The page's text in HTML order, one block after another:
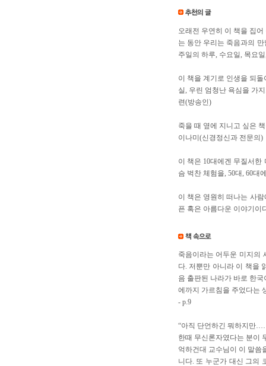
오래전 우연히 이 책을 집
는 동안 우리는 죽음과의
주일의 하루, 수요일, 목요
이 책을 계기로 인생을 되
실, 우린 엄청난 욕심을 가
련(방송인)
죽을 때 옆에 지니고 싶은
이나미(신경정신과 전문의)
이 책은 10대에겐 무질서
슴 벅찬 체험을, 50대, 60대
이 책은 영원히 떠나는 사
픈 혹은 아름다운 이야기이
죽음이라는 어두운 미지의
다. 저뿐만 아니라 이 책을
음 출판된 나라가 바로 한
에까지 가르침을 주었다는
- p.9
“아직 단언하긴 뭐하지만
한때 무신론자였다는 분이
억하건대 교수님이 이 말씀
니다. 또 누군가 대신 그의